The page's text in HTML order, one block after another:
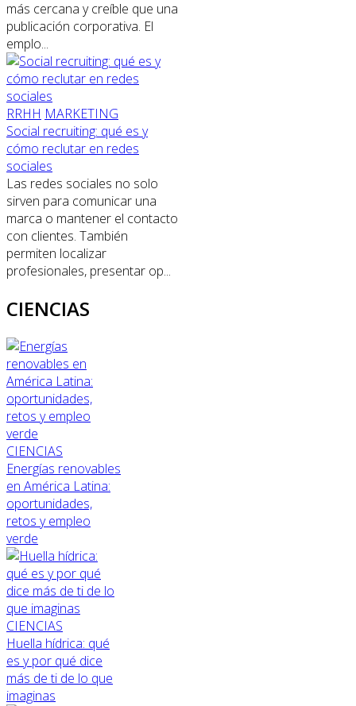
más cercana y creíble que una
publicación corporativa. El
emplo...
RRHH MARKETING
Social recruiting: qué es y
cómo reclutar en redes
sociales
Las redes sociales no solo
sirven para comunicar una
marca o mantener el contacto
con clientes. También
permiten localizar
profesionales, presentar op...
CIENCIAS
CIENCIAS
Energías renovables
en América Latina:
oportunidades,
retos y empleo
verde
CIENCIAS
Huella hídrica: qué
es y por qué dice
más de ti de lo que
imaginas